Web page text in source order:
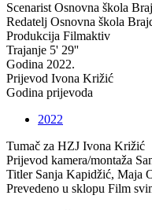
Scenarist Osnovna škola
Redatelj Osnovna škola
Produkcija Filmaktiv
Trajanje 5' 29''
Godina 2022.
Prijevod Ivona Križić
Godina prijevoda
2022
Tumač za HZJ Ivona Križić
Prijevod kamera/montaža
TitlerSanja Kapidžić, Maja
Prevedeno u sklopu Film